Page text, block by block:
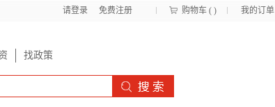
我的订单
购物车 ( )
请登录 免费注册
找政策